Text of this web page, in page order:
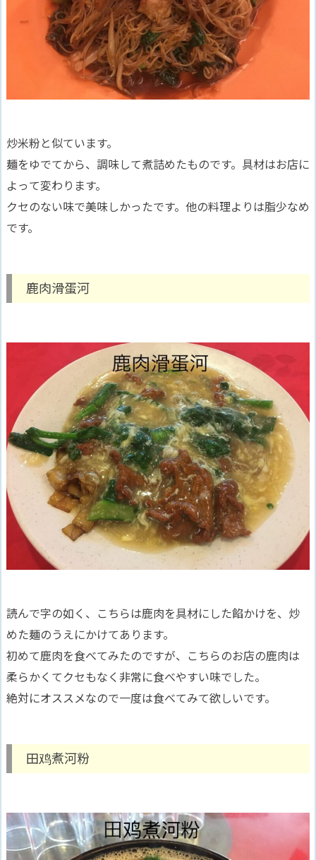
炒米粉と似ています。
麺をゆでてから、調味して煮詰めたものです。具材はお店に
よって変わります。
クセのない味で美味しかったです。他の料理よりは脂少なめ
です。
鹿肉滑蛋河
読んで字の如く、こちらは鹿肉を具材にした餡かけを、炒
めた麺のうえにかけてあります。
初めて鹿肉を食べてみたのですが、こちらのお店の鹿肉は
柔らかくてクセもなく非常に食べやすい味でした。
絶対にオススメなので一度は食べてみて欲しいです。
田鸡煮河粉